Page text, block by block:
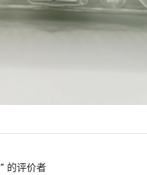
的评价者